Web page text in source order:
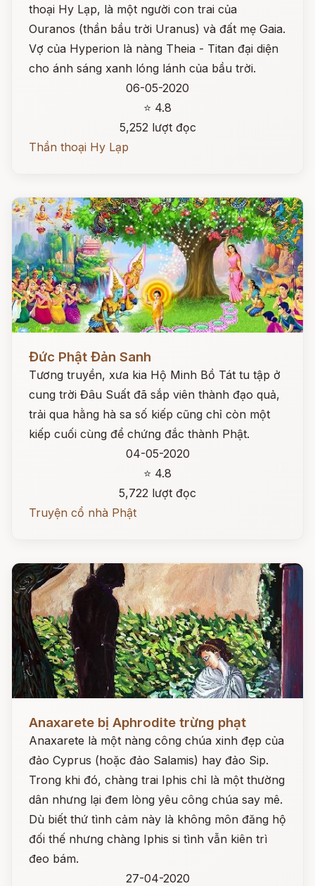
thoại Hy Lạp, là một người con trai của
Ouranos (thần bầu trời Uranus) và đất mẹ Gaia.
Vợ của Hyperion là nàng Theia - Titan đại diện
cho ánh sáng xanh lóng lánh của bầu trời.
06-05-2020
⭐ 4.8
5,252 lượt đọc
Thần thoại Hy Lạp
Đức Phật Đản Sanh
Tương truyền, xưa kia Hộ Minh Bồ Tát tu tập ở
cung trời Đâu Suất đã sắp viên thành đạo quả,
trải qua hằng hà sa số kiếp cũng chỉ còn một
kiếp cuối cùng để chứng đắc thành Phật.
04-05-2020
⭐ 4.8
5,722 lượt đọc
Truyện cổ nhà Phật
Anaxarete bị Aphrodite trừng phạt
Anaxarete là một nàng công chúa xinh đẹp của
đảo Cyprus (hoặc đảo Salamis) hay đảo Sip.
Trong khi đó, chàng trai Iphis chỉ là một thường
dân nhưng lại đem lòng yêu công chúa say mê.
Dù biết thứ tình cảm này là không môn đăng hộ
đối thế nhưng chàng Iphis si tình vẫn kiên trì
đeo bám.
27-04-2020